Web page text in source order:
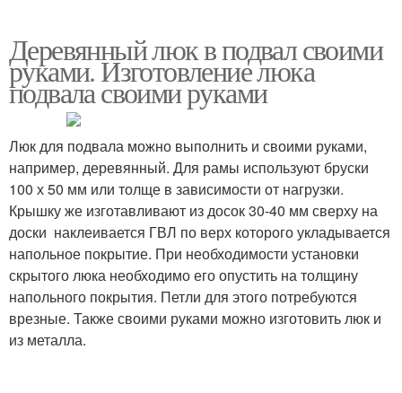
Деревянный люк в подвал своими
руками. Изготовление люка
подвала своими руками
Люк для подвала можно выполнить и своими руками,
например, деревянный. Для рамы используют бруски
100 х 50 мм или толще в зависимости от нагрузки.
Крышку же изготавливают из досок 30-40 мм сверху на
доски наклеивается ГВЛ по верх которого укладывается
напольное покрытие. При необходимости установки
скрытого люка необходимо его опустить на толщину
напольного покрытия. Петли для этого потребуются
врезные. Также своими руками можно изготовить люк и
из металла.